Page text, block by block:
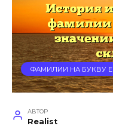
ФАМИЛИИ НА БУКВУ Е
АВТОР
Realist